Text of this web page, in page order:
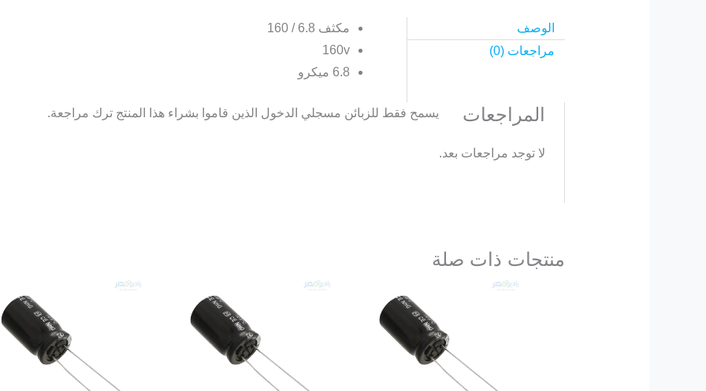
الوصف
مراجعات (0)
مكثف 6.8 / 160
160v
6.8 ميكرو
المراجعات
لا توجد مراجعات بعد.
يسمح فقط للزبائن مسجلي الدخول الذين قاموا بشراء هذا المنتج ترك مراجعة.
منتجات ذات صلة